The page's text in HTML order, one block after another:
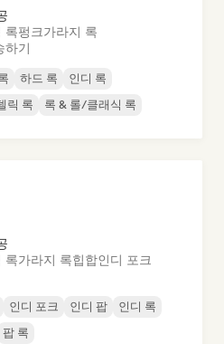
록펑크가라지 록
하기
하드 록
인디 록
릭 록 록 & 롤/클래식 록
록가라지 록힙합인디 포크
인디 포크 인디 팝
인디 록
팝 록